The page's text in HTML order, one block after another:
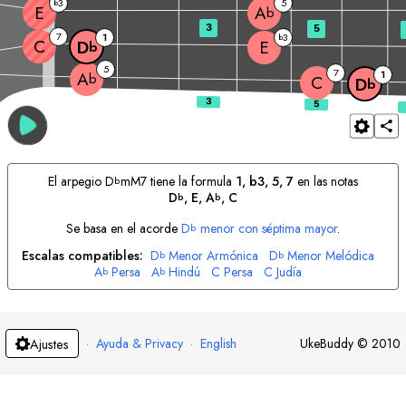
Ab 5
C 7
Db 1
C 7 Db 1 E b3
E Ab
3 5
El arpegioDbmM7 tiene la formula 1, b3, 5, 7en las notas
Db, E, Ab, C
Se basa en el acordeDb menor con séptima mayor.
Escalas compatibles: Db Menor Armónica Db Menor Melódica
Ab Persa Ab Hindú C Persa C Judía
Ajustes · Ayuda & Privacy · English UkeBuddy © 2010